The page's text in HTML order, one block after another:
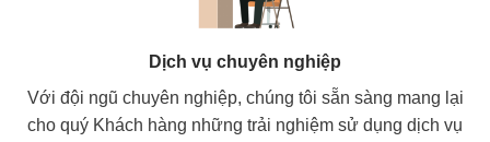
Dịch vụ chuyên nghiệp
Với đội ngũ chuyên nghiệp, chúng tôi sẵn sàng mang lại
cho quý Khách hàng những trải nghiệm sử dụng dịch vụ